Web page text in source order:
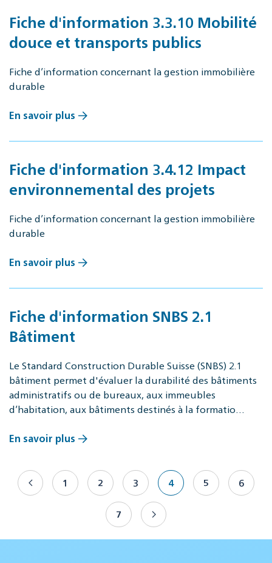
Fiche d'information 3.3.10 Mobilité
douce et transports publics
Fiche d’information concernant la gestion immobilière
durable
En savoir plus
Fiche d'information 3.4.12 Impact
environnemental des projets
Fiche d’information concernant la gestion immobilière
durable
En savoir plus
Fiche d'information SNBS 2.1
Bâtiment
Le Standard Construction Durable Suisse (SNBS) 2.1
bâtiment permet d'évaluer la durabilité des bâtiments
administratifs ou de bureaux, aux immeubles
d’habitation, aux bâtiments destinés à la formatio…
En savoir plus
1 2 3 4 5 6
7